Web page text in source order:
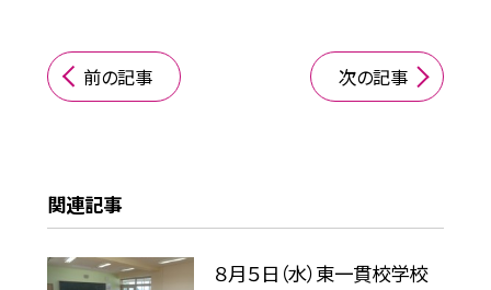
前の記事 次の記事
関連記事
８月５日（水）東一貫校学校